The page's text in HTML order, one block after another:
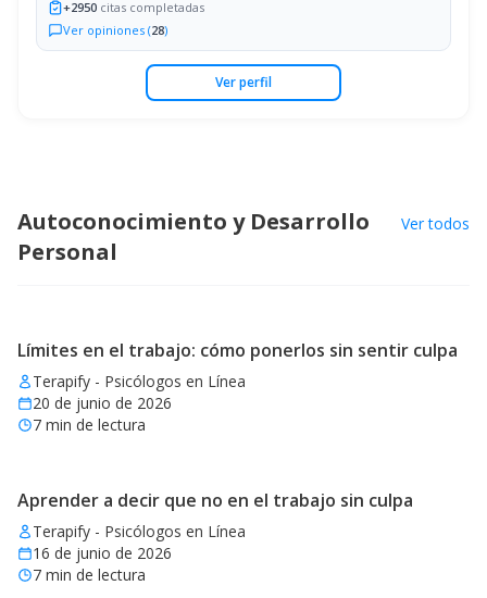
+2950 citas completadas
Ver opiniones (28)
Ver perfil
Autoconocimiento y Desarrollo
Personal
Ver todos
Límites en el trabajo: cómo ponerlos sin sentir culpa
Terapify - Psicólogos en Línea
20 de junio de 2026
7 min de lectura
Aprender a decir que no en el trabajo sin culpa
Terapify - Psicólogos en Línea
16 de junio de 2026
7 min de lectura